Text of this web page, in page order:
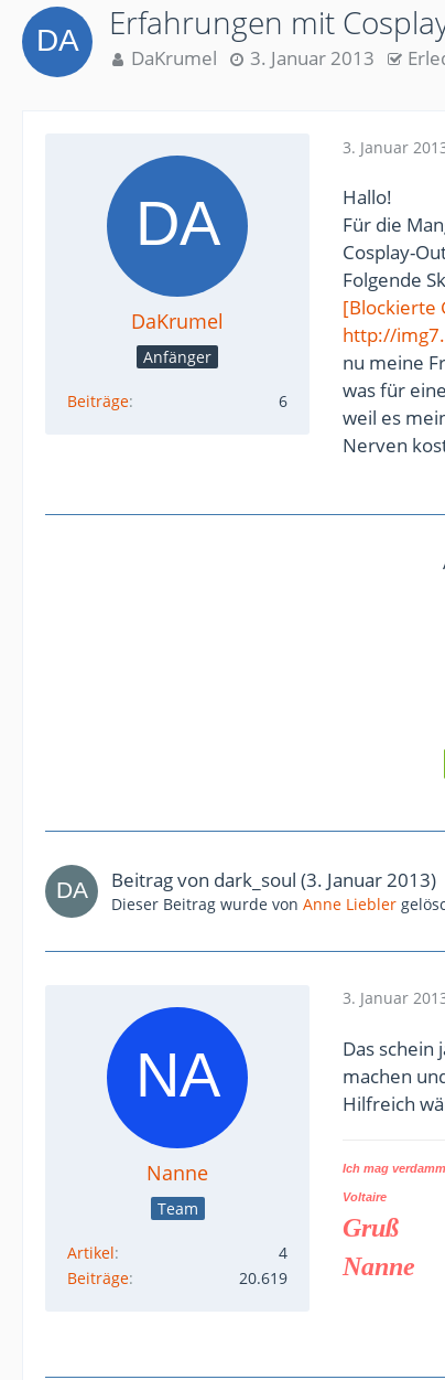
Erfahrungen mit
DaKrumel 3. Januar 2013
DaKrumel
Anfänger
Beiträge 6
3. Januar
Hallo!
Für die
Cosplay-
Folgende
[Blockierte
http://
nu meine
was für
weil es
Nerven
Beitrag von dark_soul (3. Januar 2013)
Dieser Beitrag wurde von Anne Liebler
Nanne
Team
Artikel
4
Beiträge
20.619
3. Januar
Das schein
machen
Hilfreich
Ich mag
Voltaire
Gruß
Nanne